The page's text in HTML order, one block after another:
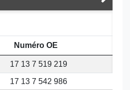
Numéro OE
17 13 7 519 219
17 13 7 542 986